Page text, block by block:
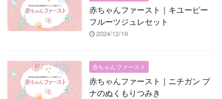
赤ちゃんファースト｜キユーピー
フルーツジュレセット
2024/12/19
赤ちゃんファースト
赤ちゃんファースト｜ニチガン ブ
ナのぬくもりつみき